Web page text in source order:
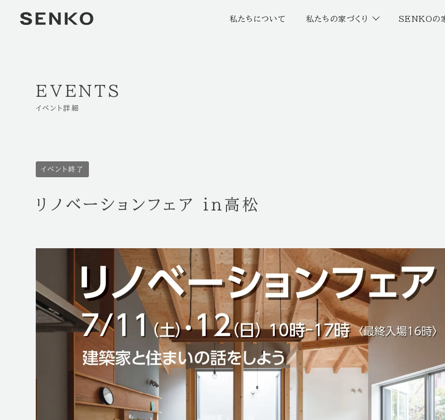
私たちについて 私たちの家づくり SENKOの
EVENTS
イベント詳細
イベント終了
リノベーションフェア in高松